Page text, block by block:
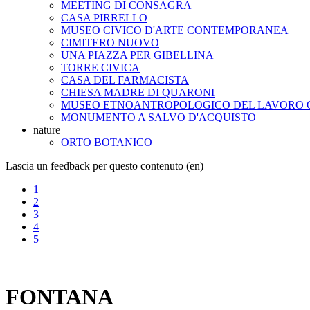
MEETING DI CONSAGRA
CASA PIRRELLO
MUSEO CIVICO D'ARTE CONTEMPORANEA
CIMITERO NUOVO
UNA PIAZZA PER GIBELLINA
TORRE CIVICA
CASA DEL FARMACISTA
CHIESA MADRE DI QUARONI
MUSEO ETNOANTROPOLOGICO DEL LAVORO
MONUMENTO A SALVO D'ACQUISTO
nature
ORTO BOTANICO
Lascia un feedback per questo contenuto (en)
1
2
3
4
5
FONTANA